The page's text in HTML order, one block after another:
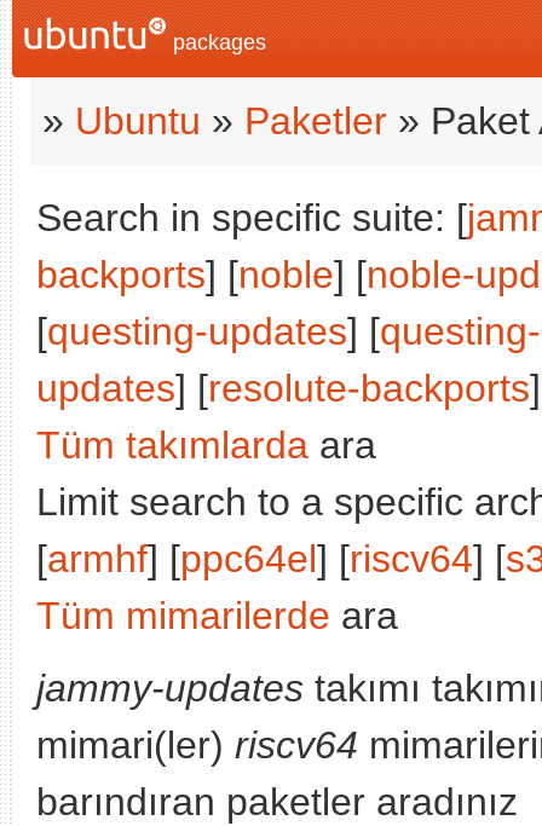
packages
» Ubuntu » Paketler » Paket
Search in specific suite: [
backports] [noble] [noble-
[questing-updates] [
updates] [resolute-backports
Tüm takımlarda ara
Limit search to a specific
[armhf] [ppc64el] [riscv64] [
Tüm mimarilerde ara
jammy-updates takımı
mimari(ler) riscv64
barındıran paketler aradınız